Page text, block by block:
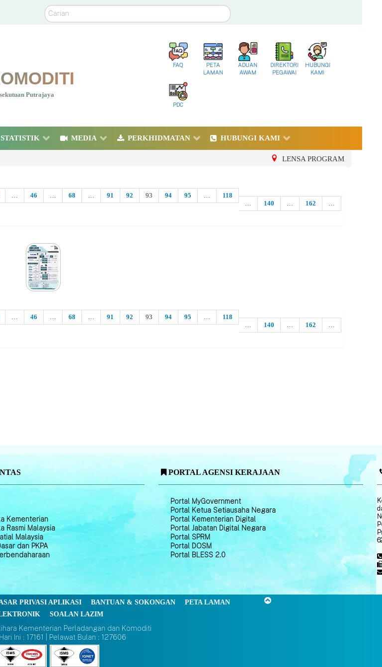
Carian
Putrajaya
FAQ
PETA
LAMAN
ADUAN
AWAM
DIREKTORI
PEGAWAI
HUBUNGI
KAMI
PDC
STATISTIK MEDIA PERKHIDMATAN HUBUNGI KAMI
LENSA PROGRAM
46 68 91 92 93 94 95
118
140 162
… 46 … 68 … 91 92 93 94 95 …
118
…
140 … 162
…
Kementerian
Rasmi Malaysia
Malaysia
dan PKPA
PORTAL AGENSI KERAJAAN
Portal MyGovernment
Portal Ketua Setiausaha Negara
Portal Kementerian Digital
Portal Jabatan Digital Negara
Portal SPRM
Portal DOSM
Portal BLESS 2.0
PRIVASI APLIKASI BANTUAN & SOKONGAN
PETA LAMAN
SOALAN LAZIM
Kementerian Perladangan dan Komoditi
Ini : 17161 | Pelawat Bulan : 127606